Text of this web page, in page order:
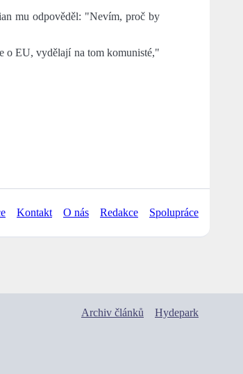
mu odpověděl: "Nevím, proč by
o EU, vydělají na tom komunisté,"
Kontakt O nás Redakce Spolupráce
Archiv článků Hydepark